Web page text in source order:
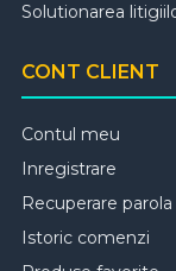
Solutionarea
CONT CLIENT
Contul meu
Inregistrare
Recuperare parola
Istoric comenzi